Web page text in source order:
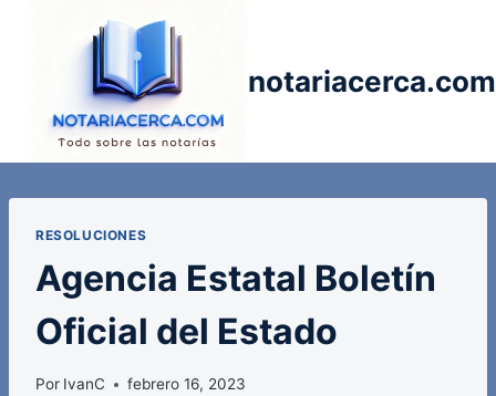
notariacerca.com
RESOLUCIONES
Agencia Estatal Boletín
Oficial del Estado
Por IvanC febrero 16, 2023